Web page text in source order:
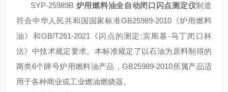
SYP-25989B 炉用燃料油全自动闭口闪点测定仪制造
符合中华人民共和国国家标准GB25989-2010《炉用燃料
油》和GB/T261-2021《闪点的测定:宾斯基-马丁闭口杯
法》中技术规定要求。本标准规定了以石油为原料制得的
两类6个牌号炉用燃料油产品，GB25989-2010所属产品适
用于各种商业或工业燃油燃烧器。